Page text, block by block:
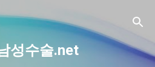
츠로 건너뛰기
성수술.net